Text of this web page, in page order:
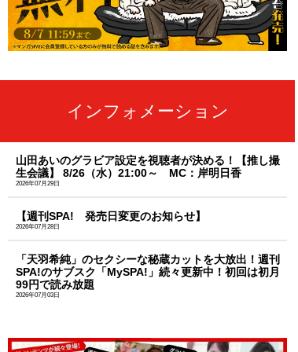
インフォメーション
山田あいのグラビア設定を視聴者が決める！【推し撮
生会議】 8/26（水）21:00～ MC：岸明日香
2026年07月29日
【週刊SPA! 発売日変更のお知らせ】
2026年07月28日
「天羽希純」のセクシーな秘蔵カットを大放出！週刊
SPA!のサブスク「MySPA!」続々更新中！初回は初月
99円で読み放題
2026年07月03日